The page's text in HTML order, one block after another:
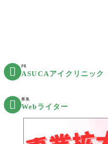
 PR
ASUCAアイクリニック
 募集
Webライター